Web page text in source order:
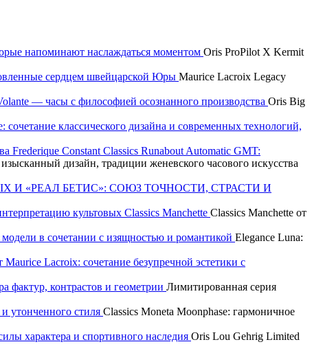
напоминают наслаждаться моментом Oris ProPilot X Kermit
сердцем швейцарской Юры Maurice Lacroix Legacy
— часы с философией осознанного производства Oris Big
сочетание классического дизайна и современных технологий,
Frederique Constant Classics Runabout Automatic GMT:
дизайн, традиции женевского часового искусства
И «РЕАЛ БЕТИС»: СОЮЗ ТОЧНОСТИ, СТРАСТИ И
культовых Classics Manchette Classics Manchette от
модели в сочетании с изящностью и романтикой Elegance Luna:
Maurice Lacroix: сочетание безупречной эстетики с
фактур, контрастов и геометрии Лимитированная серия
утонченного стиля Classics Moneta Moonphase: гармоничное
характера и спортивного наследия Oris Lou Gehrig Limited